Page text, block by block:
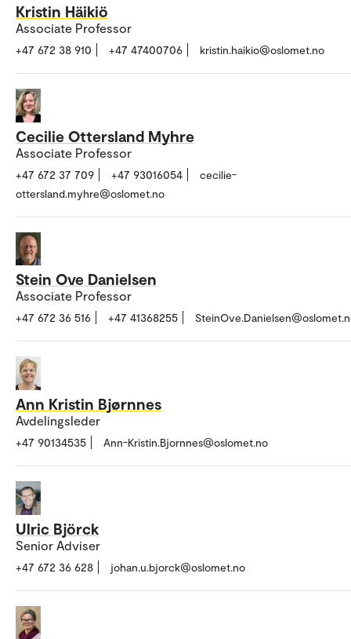
Kristin Häikiö
Associate Professor
+47 672 38 910 +47 47400706 kristin.haikio@oslomet.no
Cecilie Ottersland Myhre
Associate Professor
+47 672 37 709 +47 93016054
cecilie-
ottersland.myhre@oslomet.no
Stein Ove Danielsen
Associate Professor
+47 672 36 516 +47 41368255
Ann Kristin Bjørnnes
Avdelingsleder
+47 90134535 Ann-Kristin.Bjornnes@oslomet.no
Ulric Björck
Senior Adviser
+47 672 36 628 johan.u.bjorck@oslomet.no